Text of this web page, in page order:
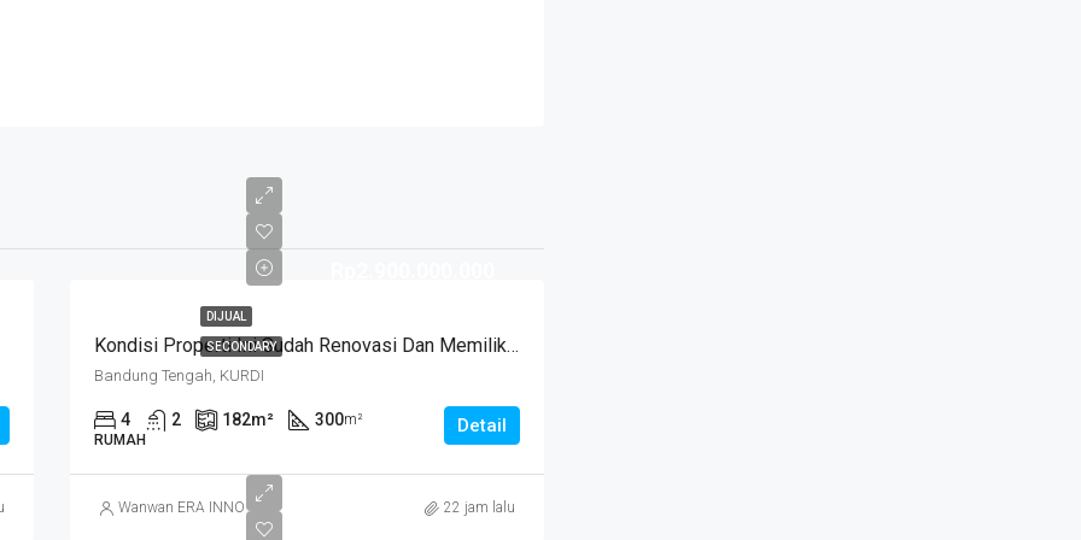
DIJUAL
SECONDARY Kondisi Properti Ini Sudah Renovasi Dan Memiliki Desain Scandinavian Yang Menambah Daya Tarik Dan Estetika Properti Ini. Rumah Ini Berada Di Area Perumahan/komplek. Kurdi Timur
Bandung Tengah, KURDI
4 2 182m² 300m²
RUMAH
Detail
Wanwan ERA INNO 22 jam lalu